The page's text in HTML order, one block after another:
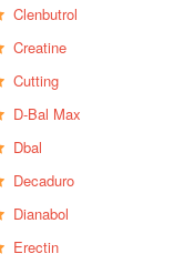
Clenbutrol
Creatine
Cutting
D-Bal Max
Dbal
Decaduro
Dianabol
Erectin